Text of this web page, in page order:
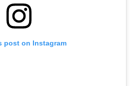
post on Instagram